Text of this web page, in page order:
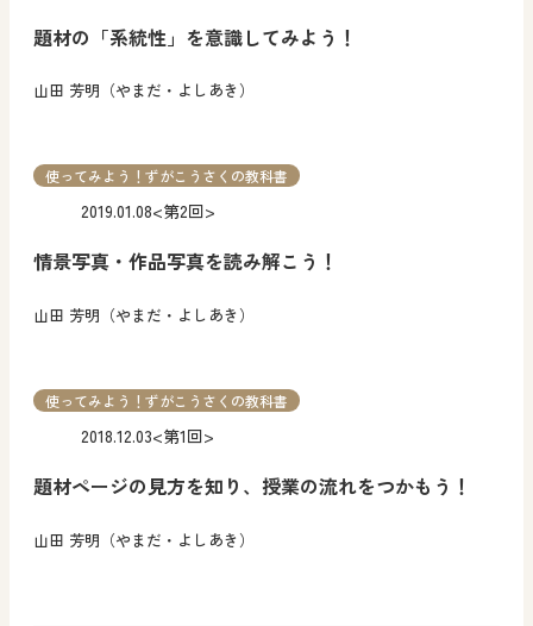
題材の「系統性」を意識してみよう！
山田 芳明（やまだ・よしあき）
情景写真・作品写真を読み解こう！
山田 芳明（やまだ・よしあき）
2019.01.08<第2回>
使ってみよう！ずがこうさくの教科書
題材ページの見方を知り、授業の流れをつかもう！
山田 芳明（やまだ・よしあき）
2018.12.03<第1回>
使ってみよう！ずがこうさくの教科書